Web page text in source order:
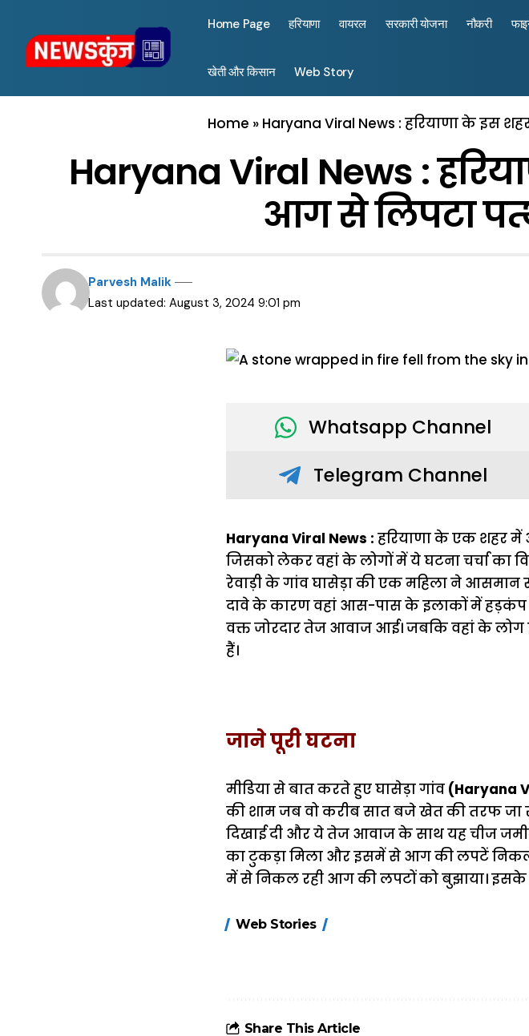
Home Page हरियाणा वायरल सरकारी योजना नौकरी
खेती और किसान Web Story
Home » Haryana Viral News : हरियाणा के इस
Haryana Viral News :
आग से लिपटा
Last updated: August 3, 2024 9:01 pm
Parvesh Malik
Whatsapp Channel
Telegram Channel
Haryana Viral News : हरियाणा के एक शहर
जिसको लेकर वहां के लोगों में ये घटना चर्चा का
रेवाड़ी के गांव घासेड़ा की एक महिला ने आसमान
दावे के कारण वहां आस-पास के इलाकों में हड़कंप
वक्त जोरदार तेज आवाज आई। जबकि वहां के
हैं।
जाने पूरी घटना
मीडिया से बात करते हुए घासेड़ा गांव (Haryana
की शाम जब वो करीब सात बजे खेत की तरफ जा
दिखाई दी और ये तेज आवाज के साथ यह चीज
का टुकड़ा मिला और इसमें से आग की लपटें निकल
में से निकल रही आग की लपटों को बुझाया। इसके
Web Stories
होंगे FASTag के
आसान ट्रिक्स
Share This Article